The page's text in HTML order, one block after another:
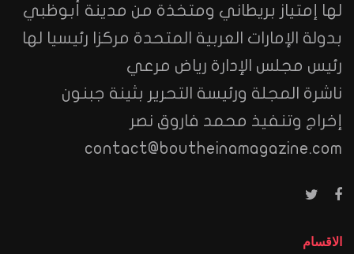
لها إمتياز بريطاني ومتخذة من مدينة أبوظبي
بدولة الإمارات العربية المتحدة مركزا رئيسيا لها
رئيس مجلس الإدارة رياض مرعي
ناشرة المجلة ورئيسة التحرير بثينة جبنون
إخراج وتنفيذ محمد فاروق نصر
contact@boutheinamagazine.com
الاقسام